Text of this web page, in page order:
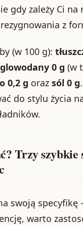
gdy zależy Ci na
z
(w 100 g):
0 g (w
0,2 g oraz sól 0 g
do stylu życia
Trzy szybkie
swoją specyfikę
warto